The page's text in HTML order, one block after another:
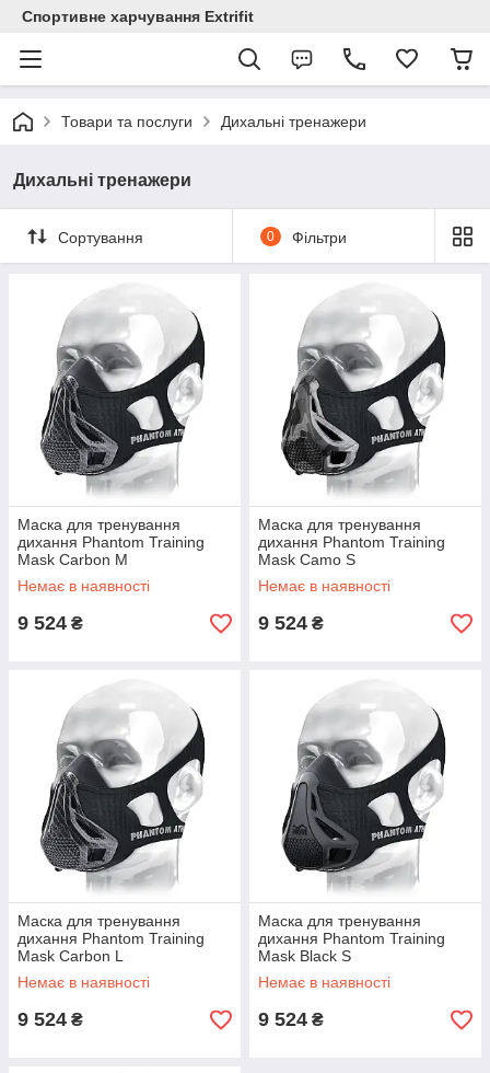
Спортивне харчування Extrifit
Товари та послуги Дихальні тренажери
Дихальні тренажери
Сортування 0 Фільтри
Маска для тренування
дихання Phantom Training
Mask Carbon M
Немає в наявності
9 524 ₴
Маска для тренування
дихання Phantom Training
Mask Camo S
Немає в наявності
9 524 ₴
Маска для тренування
дихання Phantom Training
Mask Carbon L
Немає в наявності
9 524 ₴
Маска для тренування
дихання Phantom Training
Mask Black S
Немає в наявності
9 524 ₴